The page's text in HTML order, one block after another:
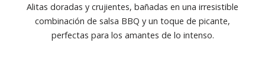
Alitas doradas y crujientes, bañadas en una irresistible
combinación de salsa BBQ y un toque de picante,
perfectas para los amantes de lo intenso.